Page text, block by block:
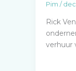
Pim /
Rick
verhuur